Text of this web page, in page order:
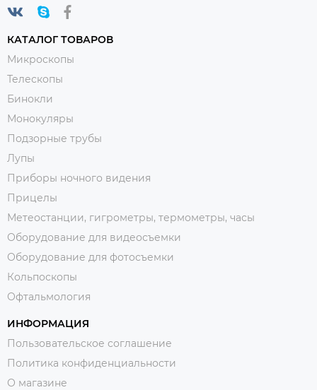
КАТАЛОГ ТОВАРОВ
Микроскопы
Телескопы
Бинокли
Монокуляры
Подзорные трубы
Лупы
Приборы ночного видения
Прицелы
Метеостанции, гигрометры, термометры, часы
Оборудование для видеосъемки
Оборудование для фотосъемки
Кольпоскопы
Офтальмология
ИНФОРМАЦИЯ
Пользовательское соглашение
Политика конфиденциальности
О магазине